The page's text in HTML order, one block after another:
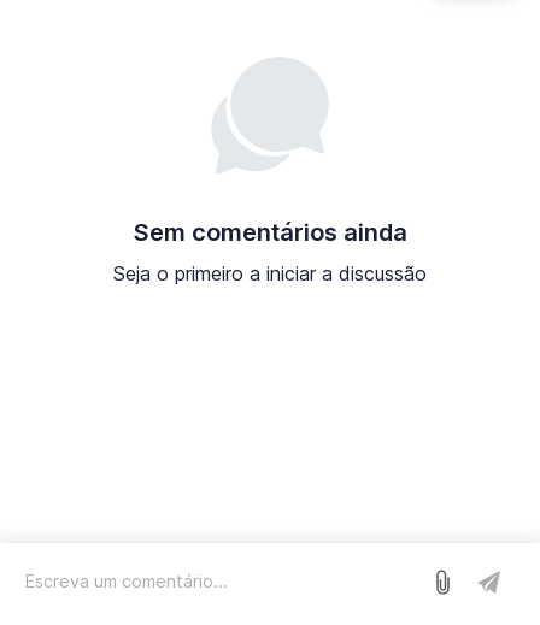
Sem comentários ainda
Seja o primeiro a iniciar a discussão
Nós usamos o Sleekplan